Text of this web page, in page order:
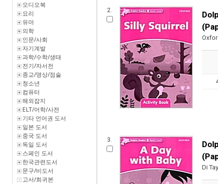
오디오북
요리
유머
의학
인문/사회
자기계발
과학/수학/생태
전기/자서전
종교/명상/점술
청소년
컴퓨터
해외잡지
ELT/어학/사전
기타 언어권 도서
일본 도서
중국 도서
독일 도서
스페인 도서
한국관련도서
문구/비도서
고서/희귀본
2.
3.
Di